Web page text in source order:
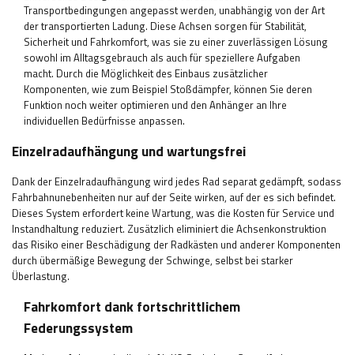
Transportbedingungen angepasst werden, unabhängig von der Art
der transportierten Ladung. Diese Achsen sorgen für Stabilität,
Sicherheit und Fahrkomfort, was sie zu einer zuverlässigen Lösung
sowohl im Alltagsgebrauch als auch für speziellere Aufgaben
macht. Durch die Möglichkeit des Einbaus zusätzlicher
Komponenten, wie zum Beispiel Stoßdämpfer, können Sie deren
Funktion noch weiter optimieren und den Anhänger an Ihre
individuellen Bedürfnisse anpassen.
Einzelradaufhängung und wartungsfrei
Dank der Einzelradaufhängung wird jedes Rad separat gedämpft, sodass
Fahrbahnunebenheiten nur auf der Seite wirken, auf der es sich befindet.
Dieses System erfordert keine Wartung, was die Kosten für Service und
Instandhaltung reduziert. Zusätzlich eliminiert die Achsenkonstruktion
das Risiko einer Beschädigung der Radkästen und anderer Komponenten
durch übermäßige Bewegung der Schwinge, selbst bei starker
Überlastung.
Fahrkomfort dank fortschrittlichem
Federungssystem